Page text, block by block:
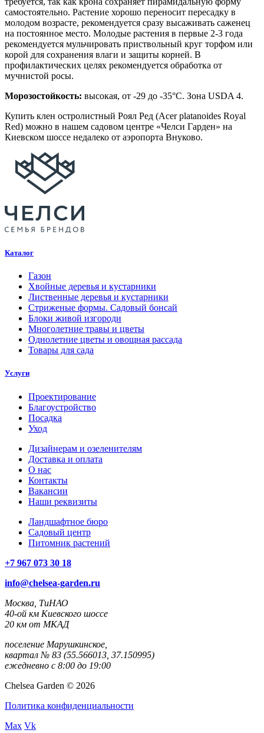
самостоятельно. Растение хорошо переносит пересадку в
молодом возрасте, рекомендуется сразу высаживать саженец
на постоянное место. Молодые растения в первые 2-3 года
рекомендуется мульчировать приствольный круг торфом или
корой для сохранения влаги и защиты корней. В
профилактических целях рекомендуется обработка от
мучнистой росы.
Морозостойкость: высокая, от -29 до -35°C. Зона USDA 4.
Купить клен остролистный Роял Ред (Acer platanoides Royal
Red) можно в нашем садовом центре «Челси Гарден» на
Киевском шоссе недалеко от аэропорта Внуково.
Каталог
Газон
Хвойные деревья и кустарники
Лиственные деревья и кустарники
Стриженые формы. Садовый бонсай
Блоки живой изгороди
Многолетние травы и цветы
Однолетние цветы и овощная рассада
Товары для сада
Услуги
Проектирование
Благоустройство
Посадка
Уход
Дизайнерам и озеленителям
Доставка и оплата
О нас
Контакты
Вакансии
Наши реквизиты
Ландшафтное бюро
Садовый центр
Питомник растений
+7 967 073 30 18
info@chelsea-garden.ru
Москва, ТиНАО
40-ой км Киевского шоссе
20 км от МКАД
поселение Марушкинское,
квартал № 83 (55.566013, 37.150995)
ежедневно с 8:00 до 19:00
Chelsea Garden © 2026
Политика конфиденциальности
Max Vk